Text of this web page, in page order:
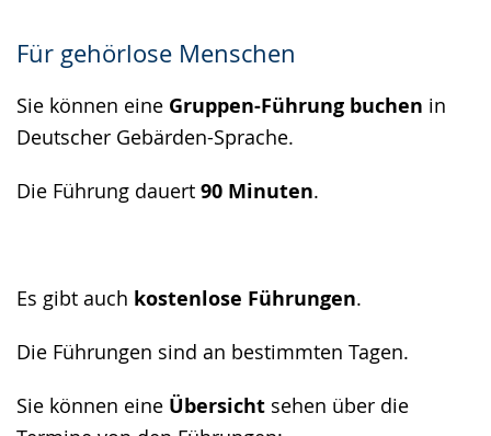
Für gehörlose Menschen
Sie können eine Gruppen-Führung buchen in
Deutscher Gebärden-Sprache.
Die Führung dauert 90 Minuten.
Es gibt auch kostenlose Führungen.
Die Führungen sind an bestimmten Tagen.
Sie können eine Übersicht sehen über die